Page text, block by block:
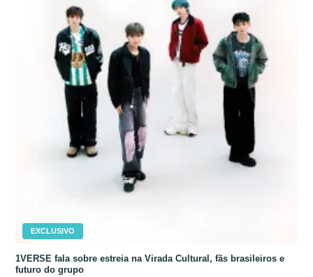
EXCLUSIVO
1VERSE fala sobre estreia na Virada Cultural, fãs brasileiros e
futuro do grupo